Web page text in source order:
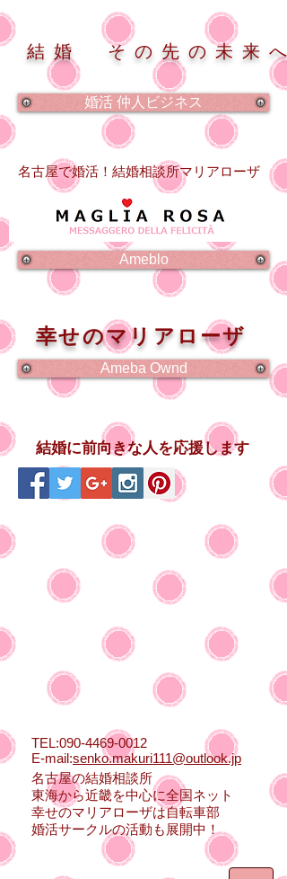
結婚 その先の未来へ
名古屋で婚活！結婚相談所マリアローザ
幸せのマリアローザ
結婚に前向きな人を応援します
TEL:090-4469-0012
E-mail:senko.makuri111@outlook.jp
名古屋の結婚相談所
東海から近畿を中心に全国ネット
幸せのマリアローザは自転車部
婚活サークルの活動も展開中！
Ameblo
Ameba Ownd
婚活 仲人ビジネス